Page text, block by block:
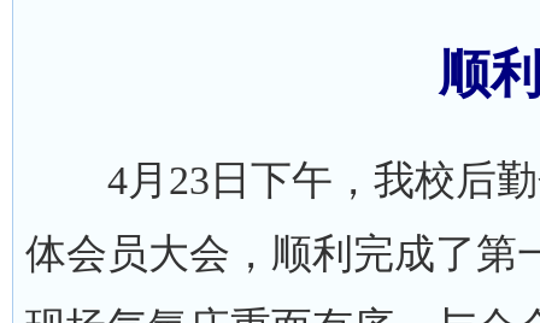
顺
4月23日下午，我校后勤
体会员大会，顺利完成了第